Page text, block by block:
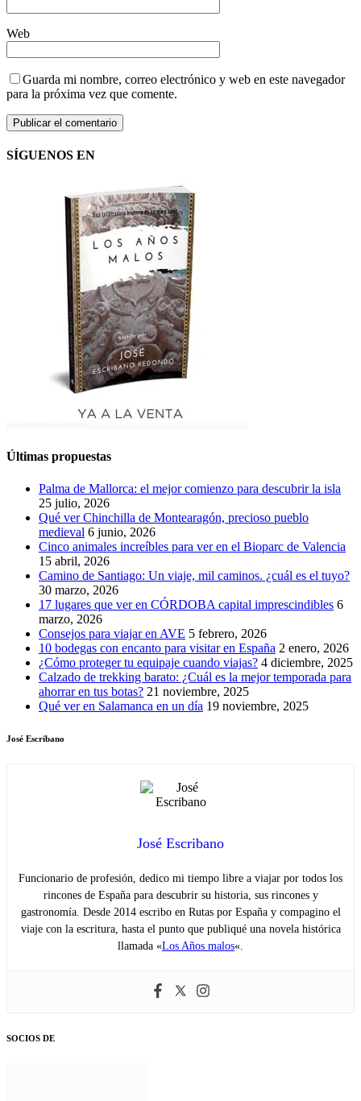
Web
Guarda mi nombre, correo electrónico y web en este navegador
para la próxima vez que comente.
SÍGUENOS EN
Últimas propuestas
Palma de Mallorca: el mejor comienzo para descubrir la isla
25 julio, 2026
Qué ver Chinchilla de Montearagón, precioso pueblo
medieval 6 junio, 2026
Cinco animales increíbles para ver en el Bioparc de Valencia
15 abril, 2026
Camino de Santiago: Un viaje, mil caminos. ¿cuál es el tuyo?
30 marzo, 2026
17 lugares que ver en CÓRDOBA capital imprescindibles 6
marzo, 2026
Consejos para viajar en AVE 5 febrero, 2026
10 bodegas con encanto para visitar en España 2 enero, 2026
¿Cómo proteger tu equipaje cuando viajas? 4 diciembre, 2025
Calzado de trekking barato: ¿Cuál es la mejor temporada para
ahorrar en tus botas? 21 noviembre, 2025
Qué ver en Salamanca en un día 19 noviembre, 2025
José Escribano
José Escribano
Funcionario de profesión, dedico mi tiempo libre a viajar por todos los
rincones de España para descubrir su historia, sus rincones y
gastronomía. Desde 2014 escribo en Rutas por España y compagino el
viaje con la escritura, hasta el punto que publiqué una novela histórica
llamada «Los Años malos«.
SOCIOS DE